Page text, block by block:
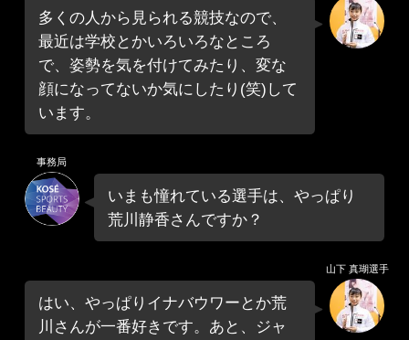
多くの人から見られる競技なので、
最近は学校とかいろいろなところ
で、姿勢を気を付けてみたり、変な
顔になってないか気にしたり(笑)して
います。
事務局
いまも憧れている選手は、やっぱり
荒川静香さんですか？
はい、やっぱりイナバウワーとか荒
川さんが一番好きです。あと、ジャ
山下 真瑚選手